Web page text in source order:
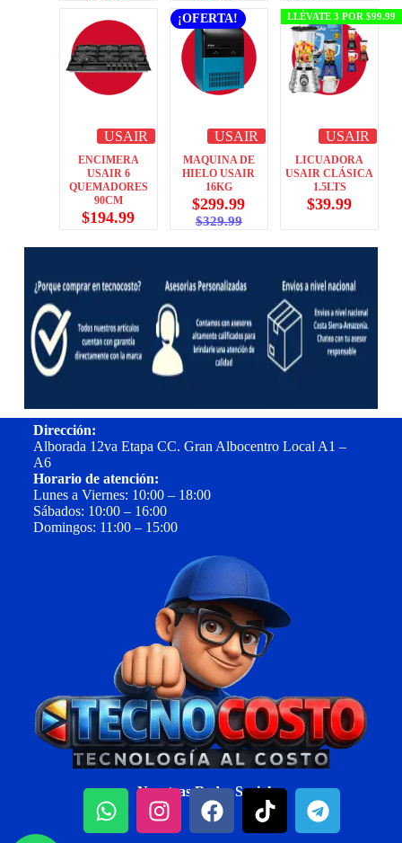
USAIR
ENCIMERA
USAIR 6
QUEMADORES
90CM
$194.99
¡OFERTA!
USAIR
MAQUINA DE
HIELO USAIR
16KG
$329.99
$299.99
LLÉVATE 3 POR $99.99
USAIR
LICUADORA
USAIR CLÁSICA
1.5LTS
$39.99
Dirección:
Alborada 12va Etapa CC. Gran Albocentro Local A1 –
A6
Horario de atención:
Lunes a Viernes: 10:00 – 18:00
Sábados: 10:00 – 16:00
Domingos: 11:00 – 15:00
Nuestras Redes Sociales: